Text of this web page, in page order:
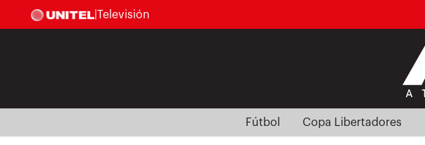
Televisión
Fútbol Copa Libertadores